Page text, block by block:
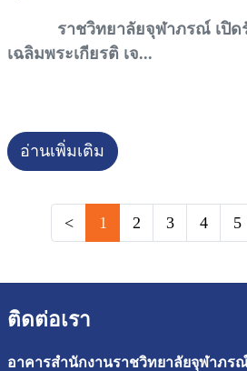
ราชวิทยาลัยจุฬาภรณ์ เปิดรั
เฉลิมพระเกียรติ เจ...
อ่านเพิ่มเติม
< 1 2 3 4 5
ติดต่อเรา
อาคารสำนักงานราชวิทยาลัยจุฬาภร